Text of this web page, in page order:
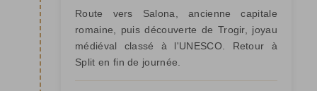
Route vers Salona, ancienne capitale
romaine, puis découverte de Trogir, joyau
médiéval classé à l'UNESCO. Retour à
Split en fin de journée.